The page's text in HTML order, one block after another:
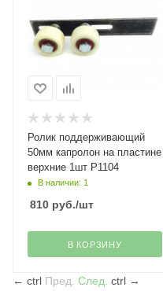
Ролик поддерживающий
50мм капролон на пластине
верхние 1шт Р1104
В наличии: 1
810 руб./шт
В КОРЗИНУ
← ctrl Пред. След. ctrl →